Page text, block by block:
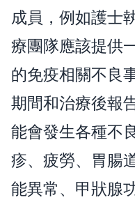
成員，例如護士
療團隊應該提供
的免疫相關不良
期間和治療後報
能會發生各種不
疹、疲勞、胃腸
能異常、甲狀腺